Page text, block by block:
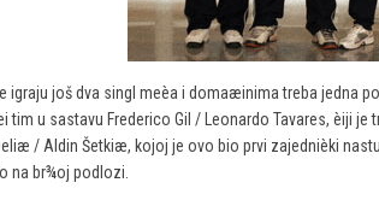
igraju još dva singl meèa i domaæinima treba jedna
tim u sastavu Frederico Gil / Leonardo Tavares, èiji
/ Aldin Šetkiæ, kojoj je ovo bio prvi zajednièki
na br¾oj podlozi.